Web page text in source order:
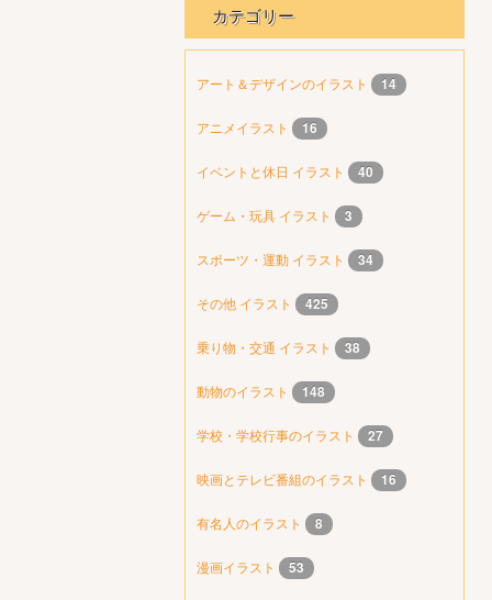
カテゴリー
アート＆デザインのイラスト 14
アニメイラスト 16
イベントと休日 イラスト 40
ゲーム・玩具 イラスト 3
スポーツ・運動 イラスト 34
その他 イラスト 425
乗り物・交通 イラスト 38
動物のイラスト 148
学校・学校行事のイラスト 27
映画とテレビ番組のイラスト 16
有名人のイラスト 8
漫画イラスト 53